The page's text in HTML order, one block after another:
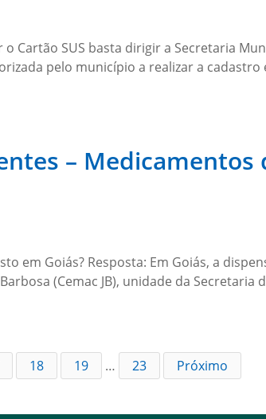
o Cartão SUS basta dirigir a Secretaria
pelo município a realizar a
– Medicamentos
em Goiás? Resposta: Em Goiás, a
(Cemac JB), unidade da Secretaria
18 19 … 23 Próximo